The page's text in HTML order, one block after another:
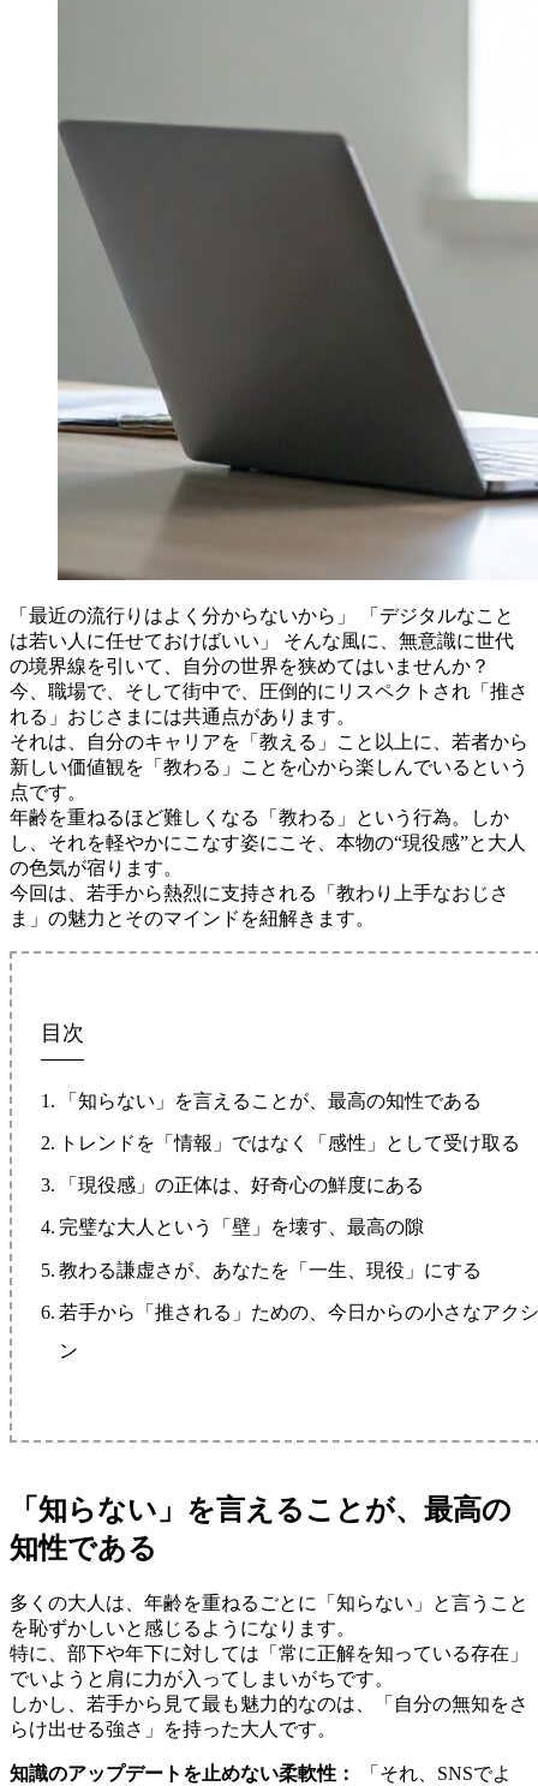
「最近の流行りはよく分からないから」 「デジタルなこと
は若い人に任せておけばいい」 そんな風に、無意識に世代
の境界線を引いて、自分の世界を狭めてはいませんか？
今、職場で、そして街中で、圧倒的にリスペクトされ「推さ
れる」おじさまには共通点があります。
それは、自分のキャリアを「教える」こと以上に、若者から
新しい価値観を「教わる」ことを心から楽しんでいるという
点です。
年齢を重ねるほど難しくなる「教わる」という行為。しか
し、それを軽やかにこなす姿にこそ、本物の“現役感”と大人
の色気が宿ります。
今回は、若手から熱烈に支持される「教わり上手なおじさ
ま」の魅力とそのマインドを紐解きます。
目次
「知らない」を言えることが、最高の知性である
トレンドを「情報」ではなく「感性」として受け取る
「現役感」の正体は、好奇心の鮮度にある
完璧な大人という「壁」を壊す、最高の隙
教わる謙虚さが、あなたを「一生、現役」にする
若手から「推される」ための、今日からの小さなアク
ン
「知らない」を言えることが、最高の
知性である
多くの大人は、年齢を重ねるごとに「知らない」と言うこと
を恥ずかしいと感じるようになります。
特に、部下や年下に対しては「常に正解を知っている存在」
でいようと肩に力が入ってしまいがちです。
しかし、若手から見て最も魅力的なのは、「自分の無知をさ
らけ出せる強さ」を持った大人です。
知識のアップデートを止めない柔軟性： 「それ、SNSでよ